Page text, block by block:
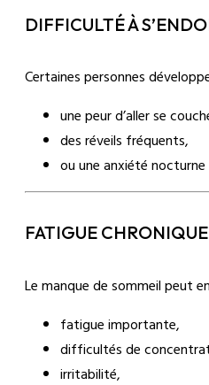
DIFFICULTÉ À
Certaines personnes
une peur d’aller se
des réveils fréquents,
ou une anxiété
FATIGUE
Le manque de sommeil peut
fatigue importante,
difficultés de
irritabilité,